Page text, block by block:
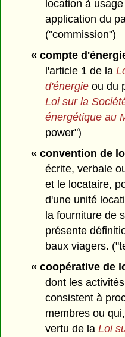
location à
application du
("commission")
« compte
l'article 1 de la
d'énergie ou du
Loi sur la
énergétique au
power")
« convention de
écrite, verbale
et le locataire,
d'une unité
la fourniture de
présente
baux viagers.
« coopérative de
dont les
consistent à
membres ou
vertu de laLoi